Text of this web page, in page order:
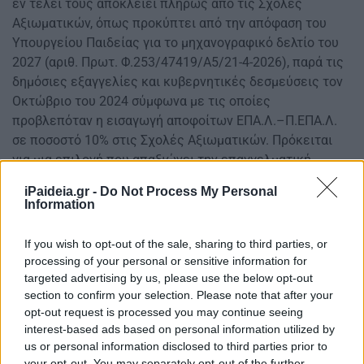
iPaideia.gr - Do Not Process My Personal
Information
If you wish to opt-out of the sale, sharing to third parties, or
processing of your personal or sensitive information for
targeted advertising by us, please use the below opt-out
section to confirm your selection. Please note that after your
opt-out request is processed you may continue seeing
interest-based ads based on personal information utilized by
us or personal information disclosed to third parties prior to
εν τέλει τους αποκλείει πλήρως από τις Σχολές
Αξιωματικών, όπως προκύπτει από την απόφαση του
Υπουργείου Παιδείας για το μηχανογραφικό δελτίο του
2027 (αριθ. Πρωτ. Φ.253/47419/Α5/21-4-2026), παρά τις
δημόσιες εξαγγελίες και κυβερνητικές δεσμεύσεις τον
Οκτώβριο του 2024 σύμφωνα με τις οποίες
προβλεπόταν η εισαγωγή αποφοίτων ΕΠΑ.Λ.–Π.ΕΠΑ.Λ.
σε ποσοστό 10% στις Σχολές Αξιωματικών. Πρόκειται
για μια επιλογή που απαξιώνει την επαγγελματική
εκπαίδευση, ακυρώνει στην πράξη την ισοτιμία των
τίτλων σπουδών μεταξύ ΕΠΑ.Λ. και ΓΕΛ και στερεί από
άμεση τεχνική και επαγγελματική συνάφεια. Η πολιτική
αυτή αναδεικνύει την έντονη αντίφαση ανάμεσα στη
ρητορική περί «αναβάθμισης» και την πραγματικότητα
που βιώνουν μαθητές και εκπαιδευτικοί των ΕΠΑ.Λ., τα
οποία συνεχίζουν να αντιμετωπίζουν σοβαρές
λειτουργικές ελλείψεις και συστηματική απαξίωση. Την
ίδια ώρα, οι κενές θέσεις στις Σχολές Αξιωματικών